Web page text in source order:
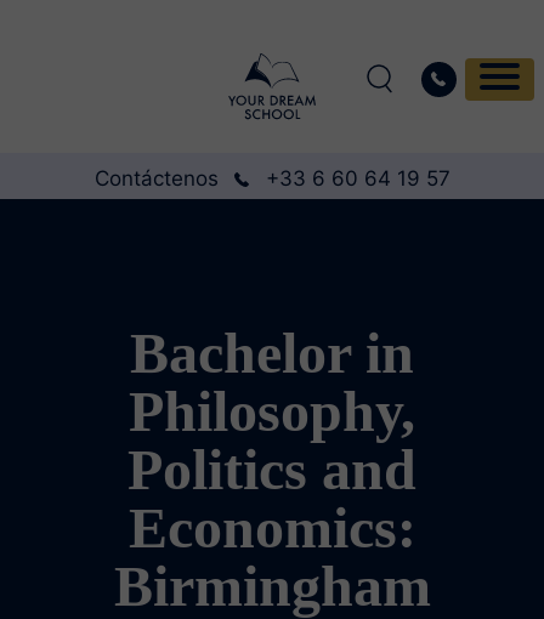
Contáctenos +33 6 60 64 19 57
Bachelor in
Philosophy,
Politics and
Economics:
Birmingham